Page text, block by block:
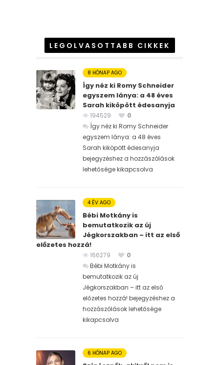
LEGOLVASOTTABB CIKKEK
8 HÓNAP AGO
Így néz ki Romy Schneider
egyszem lánya: a 48 éves
Sarah kiköpött édesanyja
194529
0
Így néz ki Romy Schneider
egyszem lánya: a 48 éves
Sarah kiköpött édesanyja
bejegyzéshez a hozzászólások
lehetősége kikapcsolva
4 ÉV AGO
Bébi Motkány is
bemutatkozik az új
Jégkorszakban – itt az első
előzetes hozzá!
166279
0
Bébi Motkány is
bemutatkozik az új
Jégkorszakban – itt az első
előzetes hozzá! bejegyzéshez a
hozzászólások lehetősége
kikapcsolva
6 HÓNAP AGO